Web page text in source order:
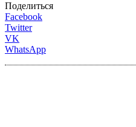
Поделиться
Facebook
Twitter
VK
WhatsApp